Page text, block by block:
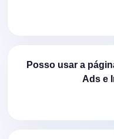
Posso usar a
Ads e